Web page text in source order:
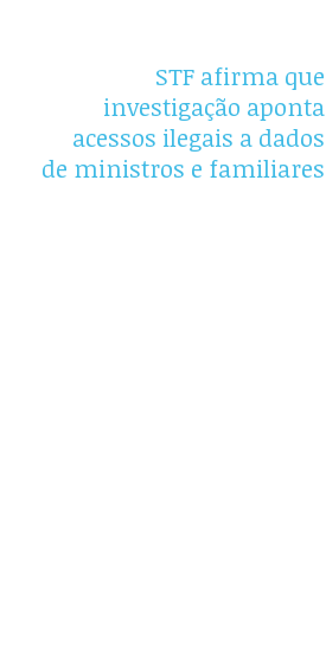
STF afirma que
investigação aponta
acessos ilegais a dados
de ministros e familiares